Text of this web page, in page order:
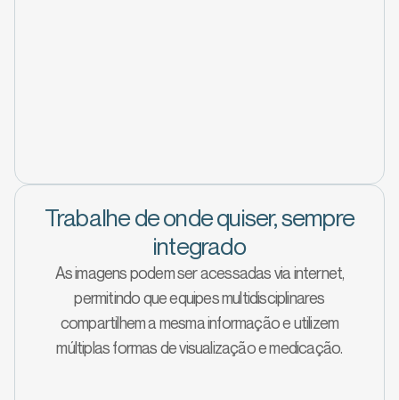
Trabalhe de onde quiser, sempre
integrado
As imagens podem ser acessadas via internet,
permitindo que equipes multidisciplinares
compartilhem a mesma informação e utilizem
múltiplas formas de visualização e medicação.